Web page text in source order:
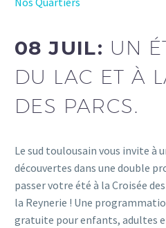
08 JUIL: UN
DU LAC ET À
DES PARCS.
Le sud toulousain vous invite à
découvertes dans une double
passer votre été à la Croisée
la Reynerie ! Une
gratuite pour enfants, adultes